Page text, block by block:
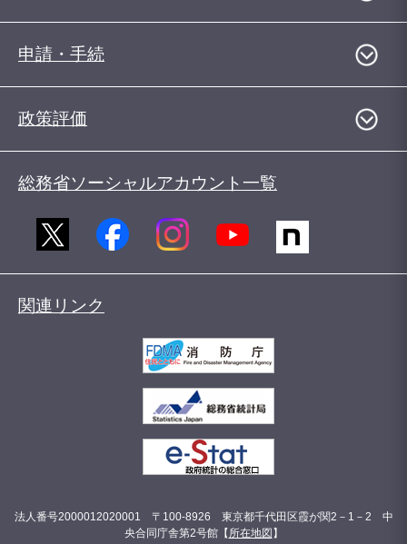
申請・手続
政策評価
総務省ソーシャルアカウント一覧
関連リンク
法人番号2000012020001 〒100-8926 東京都千代田区霞が関2－1－2 中
央合同庁舎第2号館【 所在地図 】